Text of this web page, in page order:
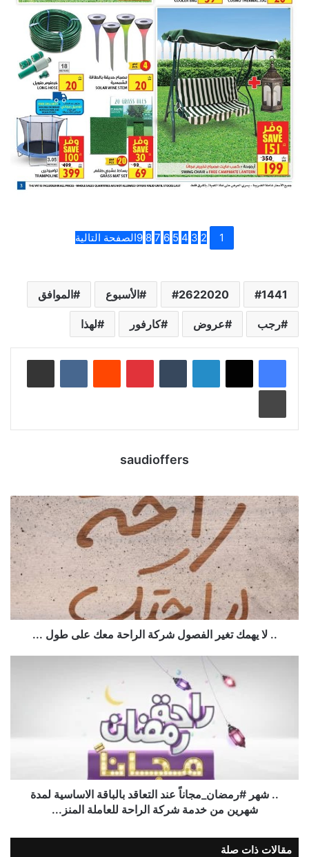
1
2
3
4
5
6
7
8
9الصفحة التالية
1441
2622020 الأسبوع الموافق
رجب عروض كارفور لهذا
لينكدإن بينتيريست مشاركة عبر البريد
طباعة
saudioffers
.. لا يهمك تغير الفصول شركة الراحة معك على طول ...
.. شهر #رمضان_مجاناً عند التعاقد بالباقة الاساسية لمدة
شهرين من خدمة شركة الراحة للعاملة المنز...
مقالات ذات صلة